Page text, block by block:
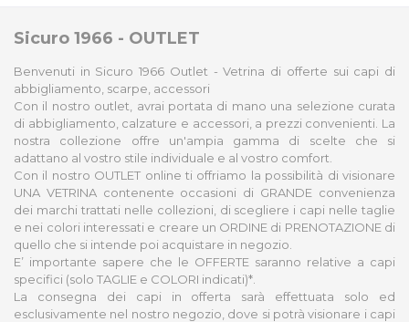
Sicuro 1966 - OUTLET
Benvenuti in Sicuro 1966 Outlet - Vetrina di offerte sui capi di
abbigliamento, scarpe, accessori
Con il nostro outlet, avrai portata di mano una selezione curata
di abbigliamento, calzature e accessori, a prezzi convenienti. La
nostra collezione offre un'ampia gamma di scelte che si
adattano al vostro stile individuale e al vostro comfort.
Con il nostro OUTLET online ti offriamo la possibilità di visionare
UNA VETRINA contenente occasioni di GRANDE convenienza
dei marchi trattati nelle collezioni, di scegliere i capi nelle taglie
e nei colori interessati e creare un ORDINE di PRENOTAZIONE di
quello che si intende poi acquistare in negozio.
E’ importante sapere che le OFFERTE saranno relative a capi
specifici (solo TAGLIE e COLORI indicati)*.
La consegna dei capi in offerta sarà effettuata solo ed
esclusivamente nel nostro negozio, dove si potrà visionare i capi